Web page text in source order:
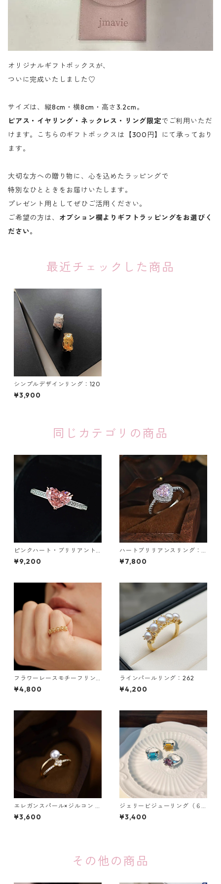
オリジナルギフトボックスが、
ついに完成いたしました♡
サイズは、縦8cm・横8cm・高さ3.2cm。
ピアス・イヤリング・ネックレス・リング限定でご利用いただ
けます。こちらのギフトボックスは【300円】にて承っており
ます。
大切な方への贈り物に、心を込めたラッピングで
特別なひとときをお届けいたします。
プレゼント用としてぜひご活用ください。
ご希望の方は、 オプション欄よりギフトラッピングをお選びく
ださい。
最近チェックした商品
シンプルデザインリング：120
¥3,900
同じカテゴリの商品
ピンクハート・ブリリアント
リング：640
¥9,200
ハートブリリアンスリング：6
38
¥7,800
フラワーレースモチーフリン
グ：619
¥4,800
ラインパールリング：262
¥4,200
エレガンスパール×ジルコン ダ
ブルラインリング：553
¥3,600
ジェリービジューリング（６
色）：513
¥3,400
その他の商品